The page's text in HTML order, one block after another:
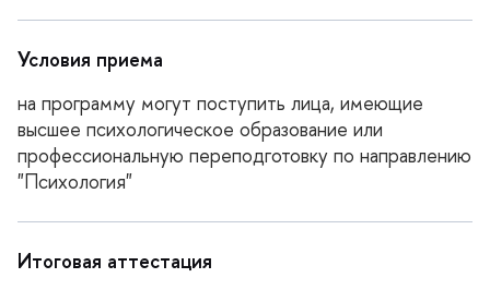
Условия приема
на программу могут поступить лица, имеющие
ысшее психологическое образование или
профессиональную переподготовку по направлению
"Психология"
Итоговая аттестация